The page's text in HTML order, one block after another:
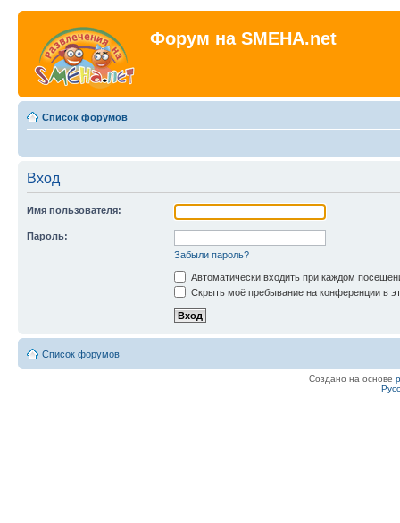
Форум на SMEHA.net
Список форумов
Вход
Имя пользователя:
Пароль:
Забыли пароль?
Автоматически входить при каждом
Скрыть моё пребывание на конференции в
Список форумов
Создано на основе